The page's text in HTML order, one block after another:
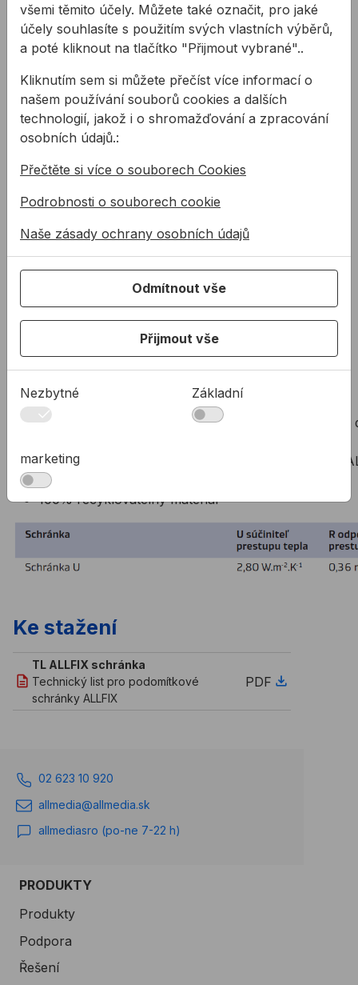
ALLFIX U 160 300mm R
AL
Kód: KA27160300
2573,67 Kč
Podomítková schránka
L
Kód: KA27160310
Podomítková schránka
ALLFIX U 160 320mm RA
L
2619,87 Kč
Podomítková schránka
L
Kód: KA27160330
Popis
Vlastnosti:
Vynikající tepelně-izolační vlastnosti
Vysoká odolnost vůči vodě a vlhkosti
Vhodná pro všechny typy žaluzií
Standardní provedení schránky má béžovou barvu
Možnost provedení vnitřku schránky a lišt podle
barevnice
100% recyklovatelný materiál
Ke stažení
TL ALLFIX schránka
Technický list pro podomítkové
schránky ALLFIX
PDF
02 623 10 920
allmedia@allmedia.sk
allmediasro (po-ne 7-22 h)
PRODUKTY
Produkty
Podpora
Řešení
všemi těmito účely. Můžete také označit, pro jaké
účely souhlasíte s použitím svých vlastních výběrů,
a poté kliknout na tlačítko "Přijmout vybrané"..
Kliknutím sem si můžete přečíst více informací o
našem používání souborů cookies a dalších
technologií, jakož i o shromažďování a zpracování
osobních údajů.:
Přečtěte si více o souborech Cookies
Podrobnosti o souborech cookie
Naše zásady ochrany osobních údajů
Odmítnout vše
Přijmout vše
Nezbytné Základní
marketing